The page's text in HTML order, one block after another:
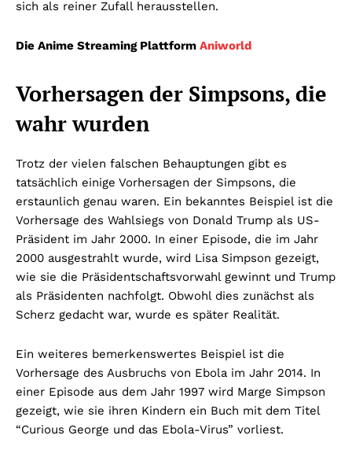
sich als reiner Zufall herausstellen.
Die Anime Streaming Plattform Aniworld
Vorhersagen der Simpsons, die
wahr wurden
Trotz der vielen falschen Behauptungen gibt es
tatsächlich einige Vorhersagen der Simpsons, die
erstaunlich genau waren. Ein bekanntes Beispiel ist die
Vorhersage des Wahlsiegs von Donald Trump als US-
Präsident im Jahr 2000. In einer Episode, die im Jahr
2000 ausgestrahlt wurde, wird Lisa Simpson gezeigt,
wie sie die Präsidentschaftsvorwahl gewinnt und Trump
als Präsidenten nachfolgt. Obwohl dies zunächst als
Scherz gedacht war, wurde es später Realität.
Ein weiteres bemerkenswertes Beispiel ist die
Vorhersage des Ausbruchs von Ebola im Jahr 2014. In
einer Episode aus dem Jahr 1997 wird Marge Simpson
gezeigt, wie sie ihren Kindern ein Buch mit dem Titel
“Curious George und das Ebola-Virus” vorliest.